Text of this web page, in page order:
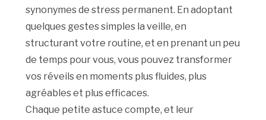
synonymes de stress permanent. En adoptant
quelques gestes simples la veille, en
structurant votre routine, et en prenant un peu
de temps pour vous, vous pouvez transformer
vos réveils en moments plus fluides, plus
agréables et plus efficaces.
Chaque petite astuce compte, et leur